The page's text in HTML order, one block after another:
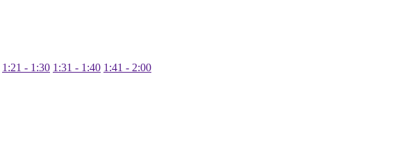
1:21 - 1:30 1:31 - 1:40 1:41 - 2:00